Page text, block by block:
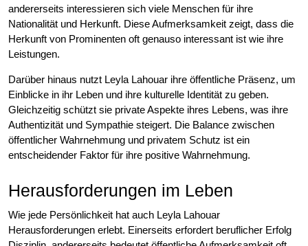
andererseits interessieren sich viele Menschen für ihre
Nationalität und Herkunft. Diese Aufmerksamkeit zeigt, dass die
Herkunft von Prominenten oft genauso interessant ist wie ihre
Leistungen.
Darüber hinaus nutzt Leyla Lahouar ihre öffentliche Präsenz, um
Einblicke in ihr Leben und ihre kulturelle Identität zu geben.
Gleichzeitig schützt sie private Aspekte ihres Lebens, was ihre
Authentizität und Sympathie steigert. Die Balance zwischen
öffentlicher Wahrnehmung und privatem Schutz ist ein
entscheidender Faktor für ihre positive Wahrnehmung.
Herausforderungen im Leben
Wie jede Persönlichkeit hat auch Leyla Lahouar
Herausforderungen erlebt. Einerseits erfordert beruflicher Erfolg